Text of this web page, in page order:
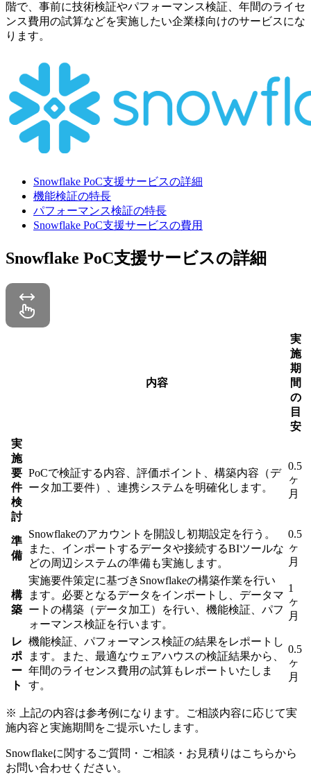
階で、事前に技術検証やパフォーマンス検証、年間のライセ
ンス費用の試算などを実施したい企業様向けのサービスにな
ります。
Snowflake PoC支援サービスの詳細
機能検証の特長
パフォーマンス検証の特長
Snowflake PoC支援サービスの費用
Snowflake PoC支援サービスの詳細
内容
実
施
期
間
の
目
安
実
施
要
件
検
討
PoCで検証する内容、評価ポイント、構築内容（デ
ータ加工要件）、連携システムを明確化します。
0.5
ヶ
月
準
備
Snowflakeのアカウントを開設し初期設定を行う。
また、インポートするデータや接続するBIツールな
どの周辺システムの準備も実施します。
0.5
ヶ
月
構
築
実施要件策定に基づきSnowflakeの構築作業を行い
ます。必要となるデータをインポートし、データマ
ートの構築（データ加工）を行い、機能検証、パフ
ォーマンス検証を行います。
1
ヶ
月
レ
ポ
ー
ト
機能検証、パフォーマンス検証の結果をレポートし
ます。また、最適なウェアハウスの検証結果から、
年間のライセンス費用の試算もレポートいたしま
す。
0.5
ヶ
月
※
上記の内容は参考例になります。ご相談内容に応じて実
施内容と実施期間をご提示いたします。
Snowflakeに関するご質問・ご相談・お見積りはこちらから
お問い合わせください。